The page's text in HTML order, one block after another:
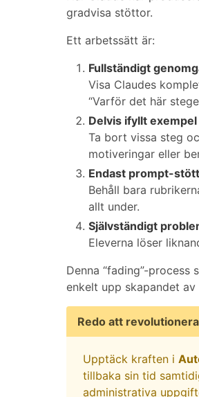
gradvisa stöttor.
Ett arbetssätt är:
Fullständigt
Visa Claudes
“Varför det här
Delvis ifyllt exempel
Ta bort vissa steg
motiveringar eller
Endast prompt-
Behåll bara
allt under.
Självständigt
Eleverna löser
Denna “fading”-process
enkelt upp skapandet
Redo att
Upptäck kraften i
tillbaka sin tid
administrativa